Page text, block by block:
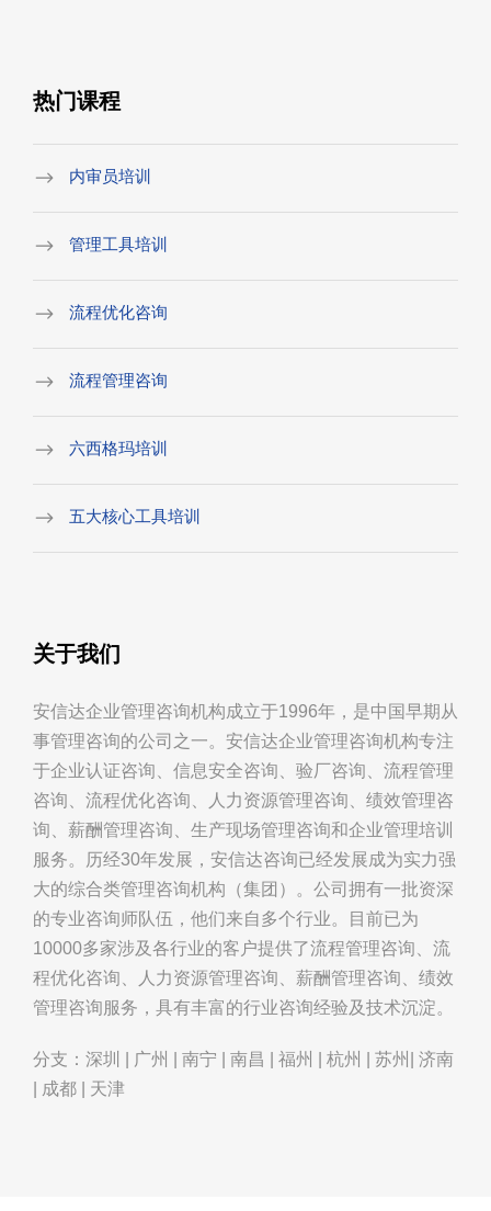
热门课程
内审员培训
管理工具培训
流程优化咨询
流程管理咨询
六西格玛培训
五大核心工具培训
关于我们
安信达企业管理咨询机构成立于1996年，是中国早期从
事管理咨询的公司之一。安信达企业管理咨询机构专注
于企业认证咨询、信息安全咨询、验厂咨询、流程管理
咨询、流程优化咨询、人力资源管理咨询、绩效管理咨
询、薪酬管理咨询、生产现场管理咨询和企业管理培训
服务。历经30年发展，安信达咨询已经发展成为实力强
大的综合类管理咨询机构（集团）。公司拥有一批资深
的专业咨询师队伍，他们来自多个行业。目前已为
10000多家涉及各行业的客户提供了流程管理咨询、流
程优化咨询、人力资源管理咨询、薪酬管理咨询、绩效
管理咨询服务，具有丰富的行业咨询经验及技术沉淀。
分支：深圳 | 广州 | 南宁 | 南昌 | 福州 | 杭州 | 苏州| 济南
| 成都 | 天津